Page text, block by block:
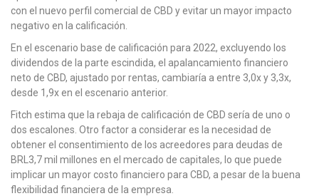
con el nuevo perfil comercial de CBD y evitar un mayor impacto
negativo en la calificación.
En el escenario base de calificación para 2022, excluyendo los
dividendos de la parte escindida, el apalancamiento financiero
neto de CBD, ajustado por rentas, cambiaría a entre 3,0x y 3,3x,
desde 1,9x en el escenario anterior.
Fitch estima que la rebaja de calificación de CBD sería de uno o
dos escalones. Otro factor a considerar es la necesidad de
obtener el consentimiento de los acreedores para deudas de
BRL3,7 mil millones en el mercado de capitales, lo que puede
implicar un mayor costo financiero para CBD, a pesar de la buena
flexibilidad financiera de la empresa.